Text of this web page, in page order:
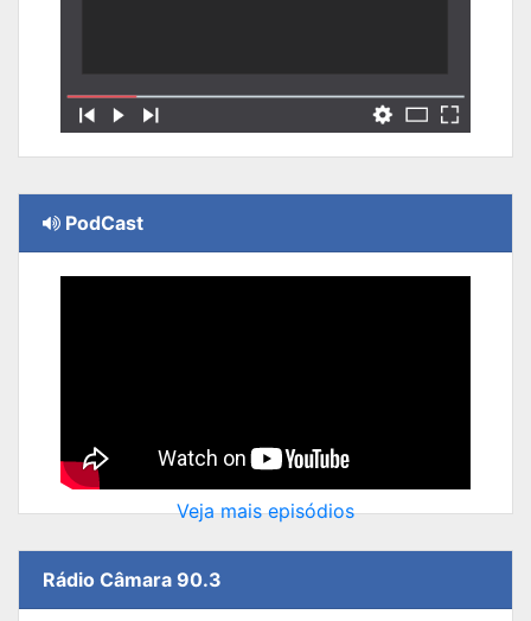
PodCast
Veja mais episódios
Rádio Câmara 90.3